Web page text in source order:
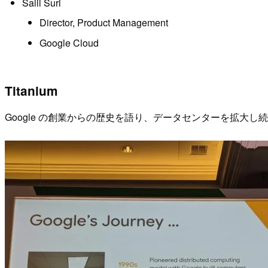
Director, Product Management
Google Cloud
Titanium
Google の創業からの歴史を語り、データセンターを拡大し